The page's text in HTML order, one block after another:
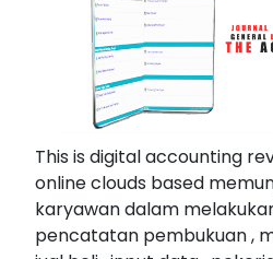
This is digital accounting
online clouds based
karyawan dalam
pencatatan pembukuan ,